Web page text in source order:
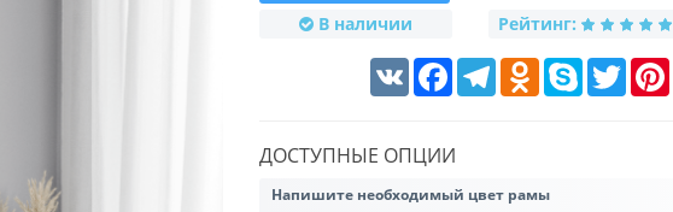
В наличии
Рейтинг:
VK FacebookTelegramOdnoklassniki
Skype Twitter
ДОСТУПНЫЕ ОПЦИИ
Напишите необходимый цвет рамы